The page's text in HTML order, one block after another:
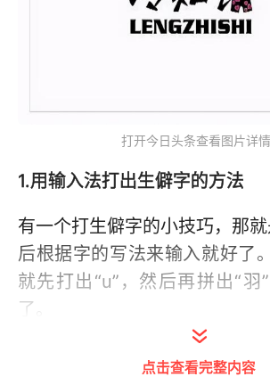
打开今日头条查看图片详情
1.用输入法打出生僻字的方法
有一个打生僻字的小技巧，那
后根据字的写法来输入就好了。
就先打出“u”，然后再拼出“羽
了。
点击查看完整内容